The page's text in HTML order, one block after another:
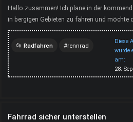
Hallo zusammen! Ich plane in der
in bergigen Gebieten zu fahren und möchte
Schönheit der Landschaft genießen,
Diese
wurde
am:
28.
Radfahren rennrad
Fahrrad sicher unterstellen